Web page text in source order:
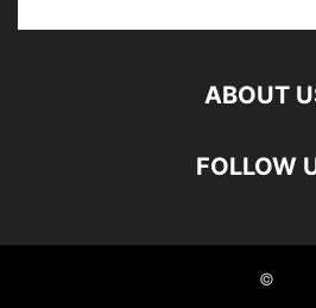
ABOUT
FOLLOW
©